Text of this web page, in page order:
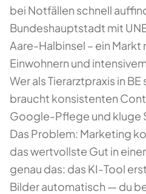
bei Notfällen schnell
Bundeshauptstadt mit
Aare-Halbinsel – ein
Einwohnern und
Wer als Tierarztpraxis in
braucht konsistenten
Google-Pflege und kluge
Das Problem: Marketing
das wertvollste Gut in
genau das: das KI-Tool
Bilder automatisch — du